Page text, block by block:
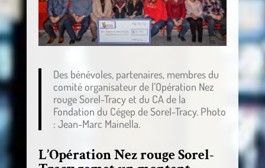
Des bénévoles, partenaires, membres du
comité organisateur de l’Opération Nez
rouge Sorel-Tracy et du CA de la
Fondation du Cégep de Sorel-Tracy. Photo
: Jean-Marc Mainella.
L’Opération Nez rouge Sorel-